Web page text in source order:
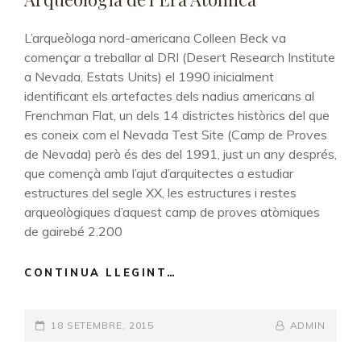
L’arqueòloga nord-americana Colleen Beck va
començar a treballar al DRI (Desert Research Institute
a Nevada, Estats Units) el 1990 inicialment
identificant els artefactes dels nadius americans al
Frenchman Flat, un dels 14 districtes històrics del que
es coneix com el Nevada Test Site (Camp de Proves
de Nevada) però és des del 1991, just un any després,
que començà amb l’ajut d’arquitectes a estudiar
estructures del segle XX, les estructures i restes
arqueològiques d’aquest camp de proves atòmiques
de gairebé 2.200
CONTINUA LLEGINT…
POSTED-
18 SETEMBRE, 2015
BY
BYLINE
ADMIN